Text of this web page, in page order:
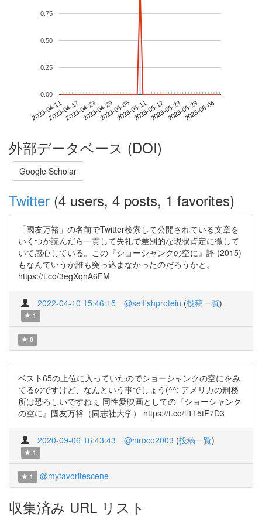
2023-04-112023-04-172023-04-232023-04-292023-05-052023-05-112023-05-172023-05-232023-05-292023-06-04
0.00
0.25
0.50
0.75
外部データベース (DOI)
Google Scholar
Twitter (4 users, 4 posts, 1 favorites)
「國友万裕」の名前でTwitter検索して公開されている文章を
いくつか読んだら一貫して失礼で差別的な現状肯定に徹して
いて感心している。この『ショーシャンクの空に』評 (2015)
もなんていうか誰も突っ込まなかったのだろうかと。
https://t.co/3egXqhA6FM
2022-04-10 15:46:15 @selfishprotein (投稿一覧)
1
0
ベスト65の上位に入っていたのでショーシャンクの空にをみ
てるのですけど、なんという事でしょう(^^; アメリカの刑務
所は恐ろしいですねぇ 同性愛映画としての『ショーシャンク
の空に』國友万裕（同志社大学） https://t.co/il115tF7D3
2020-09-06 16:43:43 @hiroco2003 (投稿一覧)
1
1 @myfavoritescene
収集済み URL リスト